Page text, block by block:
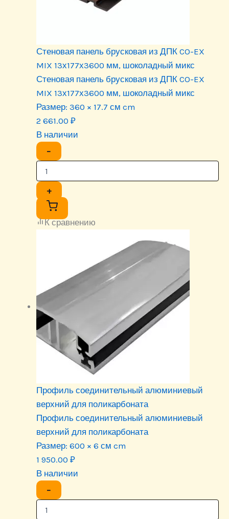
Стеновая панель брусковая из ДПК CO-EX
MIX 13х177х3600 мм, шоколадный микс
Стеновая панель брусковая из ДПК CO-EX
MIX 13х177х3600 мм, шоколадный микс
Размер: 360 × 17.7 см cm
2 661.00 ₽
В наличии
−
+
К сравнению
Профиль соединительный алюминиевый
верхний для поликарбоната
Профиль соединительный алюминиевый
верхний для поликарбоната
Размер: 600 × 6 см cm
1 950.00 ₽
В наличии
−